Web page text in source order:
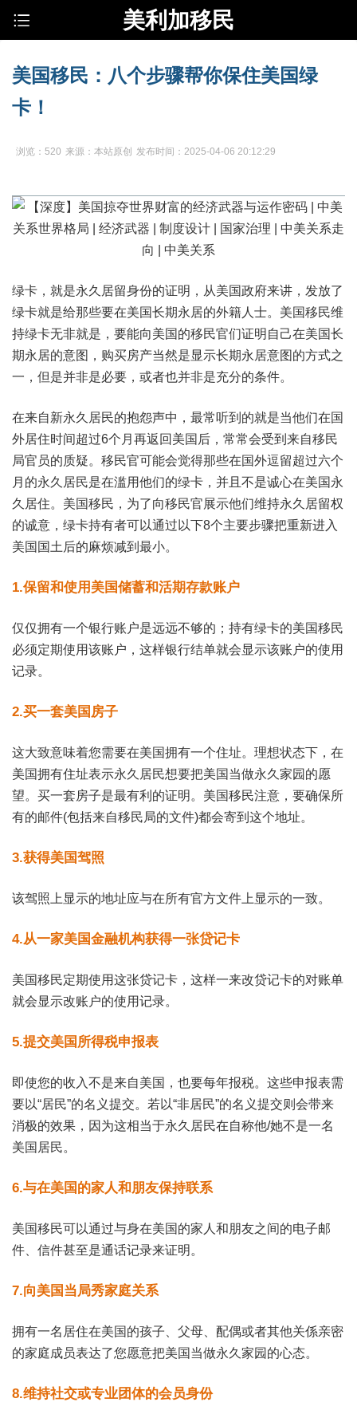
美利加移民
美国移民：八个步骤帮你保住美国绿
卡！
浏览：520 来源：本站原创 发布时间：2025-04-06 20:12:29
绿卡，就是永久居留身份的证明，从美国政府来讲，发放了
绿卡就是给那些要在美国长期永居的外籍人士。美国移民维
持绿卡无非就是，要能向美国的移民官们证明自己在美国长
期永居的意图，购买房产当然是显示长期永居意图的方式之
一，但是并非是必要，或者也并非是充分的条件。
在来自新永久居民的抱怨声中，最常听到的就是当他们在国
外居住时间超过6个月再返回美国后，常常会受到来自移民
局官员的质疑。移民官可能会觉得那些在国外逗留超过六个
月的永久居民是在滥用他们的绿卡，并且不是诚心在美国永
久居住。美国移民，为了向移民官展示他们维持永久居留权
的诚意，绿卡持有者可以通过以下8个主要步骤把重新进入
美国国土后的麻烦减到最小。
1.保留和使用美国储蓄和活期存款账户
仅仅拥有一个银行账户是远远不够的；持有绿卡的美国移民
必须定期使用该账户，这样银行结单就会显示该账户的使用
记录。
2.买一套美国房子
这大致意味着您需要在美国拥有一个住址。理想状态下，在
美国拥有住址表示永久居民想要把美国当做永久家园的愿
望。买一套房子是最有利的证明。美国移民注意，要确保所
有的邮件(包括来自移民局的文件)都会寄到这个地址。
3.获得美国驾照
该驾照上显示的地址应与在所有官方文件上显示的一致。
4.从一家美国金融机构获得一张贷记卡
美国移民定期使用这张贷记卡，这样一来改贷记卡的对账单
就会显示改账户的使用记录。
5.提交美国所得税申报表
即使您的收入不是来自美国，也要每年报税。这些申报表需
要以“居民”的名义提交。若以“非居民”的名义提交则会带来
消极的效果，因为这相当于永久居民在自称他/她不是一名
美国居民。
6.与在美国的家人和朋友保持联系
美国移民可以通过与身在美国的家人和朋友之间的电子邮
件、信件甚至是通话记录来证明。
7.向美国当局秀家庭关系
拥有一名居住在美国的孩子、父母、配偶或者其他关係亲密
的家庭成员表达了您愿意把美国当做永久家园的心态。
8.维持社交或专业团体的会员身份